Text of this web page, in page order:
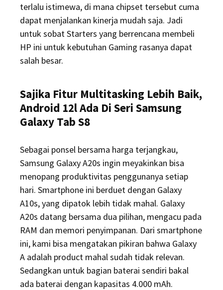
terlalu istimewa, di mana chipset tersebut cuma
dapat menjalankan kinerja mudah saja. Jadi
untuk sobat Starters yang berrencana membeli
HP ini untuk kebutuhan Gaming rasanya dapat
salah besar.
Sajika Fitur Multitasking Lebih Baik,
Android 12l Ada Di Seri Samsung
Galaxy Tab S8
Sebagai ponsel bersama harga terjangkau,
Samsung Galaxy A20s ingin meyakinkan bisa
menopang produktivitas penggunanya setiap
hari. Smartphone ini berduet dengan Galaxy
A10s, yang dipatok lebih tidak mahal. Galaxy
A20s datang bersama dua pilihan, mengacu pada
RAM dan memori penyimpanan. Dari smartphone
ini, kami bisa mengatakan pikiran bahwa Galaxy
A adalah product mahal sudah tidak relevan.
Sedangkan untuk bagian baterai sendiri bakal
ada baterai dengan kapasitas 4.000 mAh.